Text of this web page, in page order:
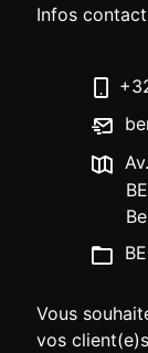
Infos contact
Vous
vos